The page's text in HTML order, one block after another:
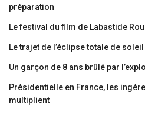
préparation
Le festival du film de Labastide
Le trajet de l’éclipse totale de
Un garçon de 8 ans brûlé par
Présidentielle en France, les
multiplient